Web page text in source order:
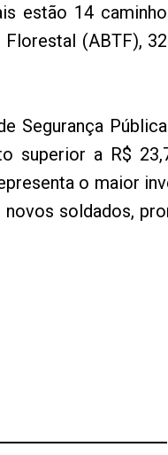
estão 14
(ABTF),
Segurança Pública
superior a R$
o maior
soldados,